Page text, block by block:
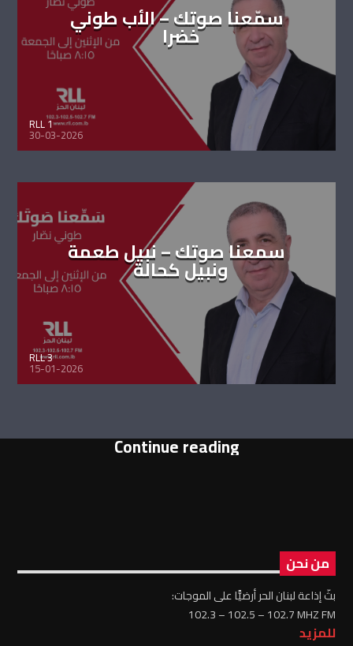
سمّعنا صوتك – الأب طوني
خضرا
RLL 1
30-03-2026
سمعنا صوتك – نبيل طعمة
ونبيل كحالة
RLL 3
15-01-2026
Continue reading
من نحن
بثّ إذاعة لبنان الحر أرضيًّا على الموجات:
102.3 – 102.5 – 102.7 MHZ FM
للمزيد